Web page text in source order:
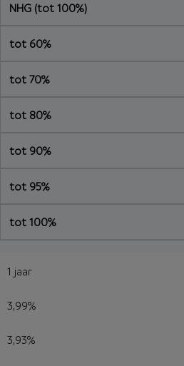
NHG (tot 100%)
tot 60%
tot 70%
tot 80%
tot 90%
tot 95%
tot 100%
1 jaar
3,99%
3,93%